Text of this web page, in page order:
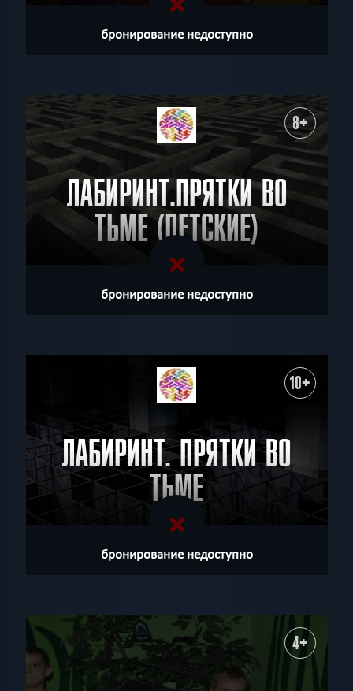
бронирование недоступно
8+
ЛАБИРИНТ.ПРЯТКИ ВО
ТЬМЕ (ДЕТСКИЕ)
бронирование недоступно
10+
ЛАБИРИНТ. ПРЯТКИ ВО
ТЬМЕ
бронирование недоступно
4+